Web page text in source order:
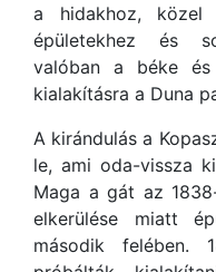
a hidakhoz, közel
épületekhez és
valóban a béke
kialakításra a Duna
A kirándulás a
le, ami oda-vissza
Maga a gát az
elkerülése miatt
második felében.